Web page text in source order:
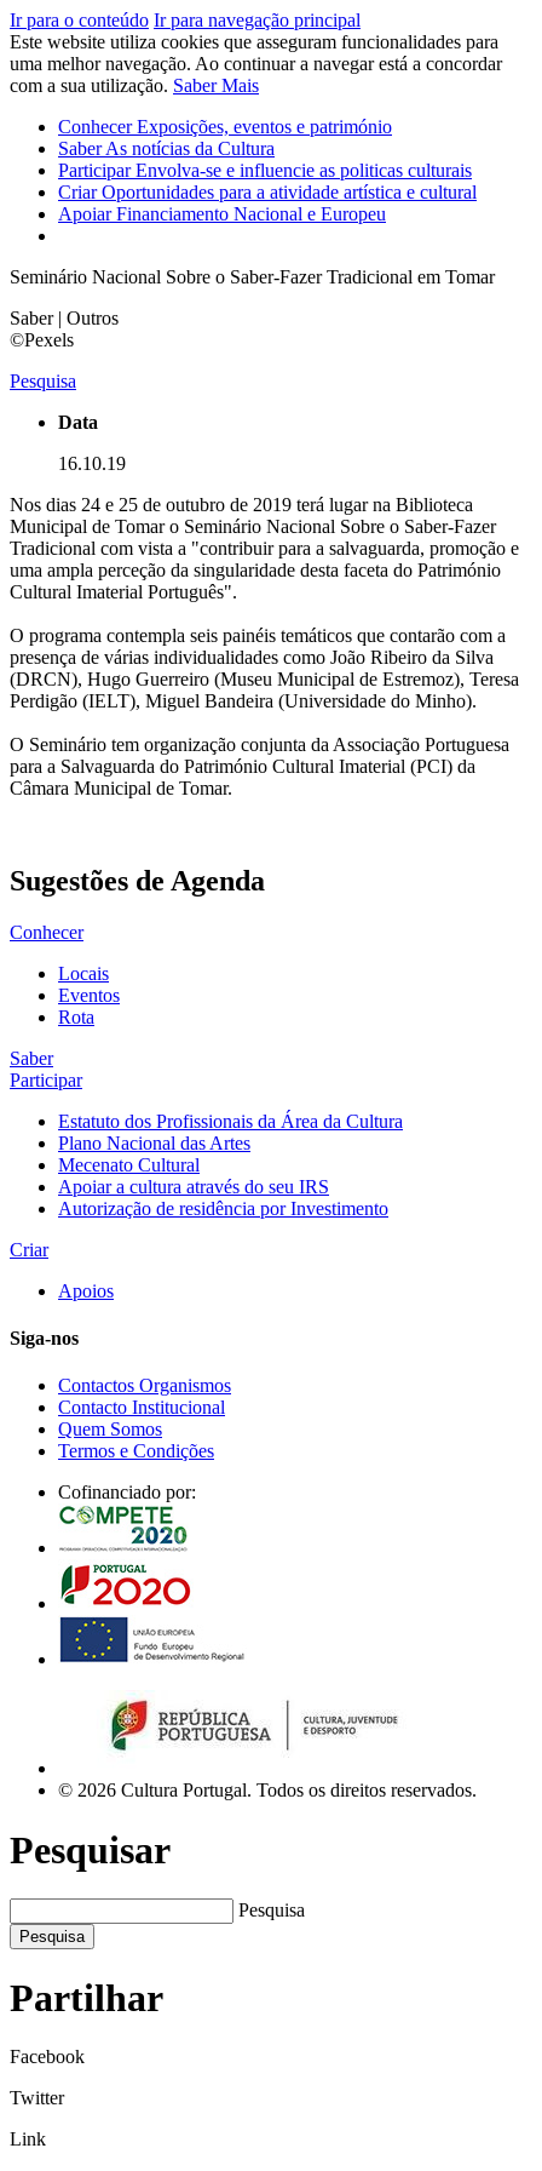
Ir para o conteúdo Ir para navegação principal
Este website utiliza cookies que asseguram funcionalidades para
uma melhor navegação. Ao continuar a navegar está a concordar
com a sua utilização. Saber Mais
ConhecerExposições, eventos e património
SaberAs notícias da Cultura
ParticiparEnvolva-se e influencie as politicas culturais
CriarOportunidades para a atividade artística e cultural
ApoiarFinanciamento Nacional e Europeu
Seminário Nacional Sobre o Saber-Fazer Tradicional em Tomar
Saber | Outros
©Pexels
Pesquisa
Data
16.10.19
Nos dias 24 e 25 de outubro de 2019 terá lugar na Biblioteca
Municipal de Tomar o Seminário Nacional Sobre o Saber-Fazer
Tradicional com vista a "contribuir para a salvaguarda, promoção e
uma ampla perceção da singularidade desta faceta do Património
Cultural Imaterial Português".
O programa contempla seis painéis temáticos que contarão com a
presença de várias individualidades como João Ribeiro da Silva
(DRCN), Hugo Guerreiro (Museu Municipal de Estremoz), Teresa
Perdigão (IELT), Miguel Bandeira (Universidade do Minho).
O Seminário tem organização conjunta da Associação Portuguesa
para a Salvaguarda do Património Cultural Imaterial (PCI) da
Câmara Municipal de Tomar.
Sugestões de Agenda
Conhecer
Locais
Eventos
Rota
Saber
Participar
Estatuto dos Profissionais da Área da Cultura
Plano Nacional das Artes
Mecenato Cultural
Apoiar a cultura através do seu IRS
Autorização de residência por Investimento
Criar
Apoios
Siga-nos
Contactos Organismos
Contacto Institucional
Quem Somos
Termos e Condições
Cofinanciado por:
© 2026 Cultura Portugal. Todos os direitos reservados.
Pesquisar
Pesquisa
Pesquisa
Partilhar
Facebook
Twitter
Link